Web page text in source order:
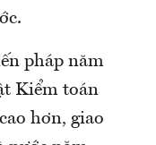
pháp năm
Kiểm toán
hơn, giao